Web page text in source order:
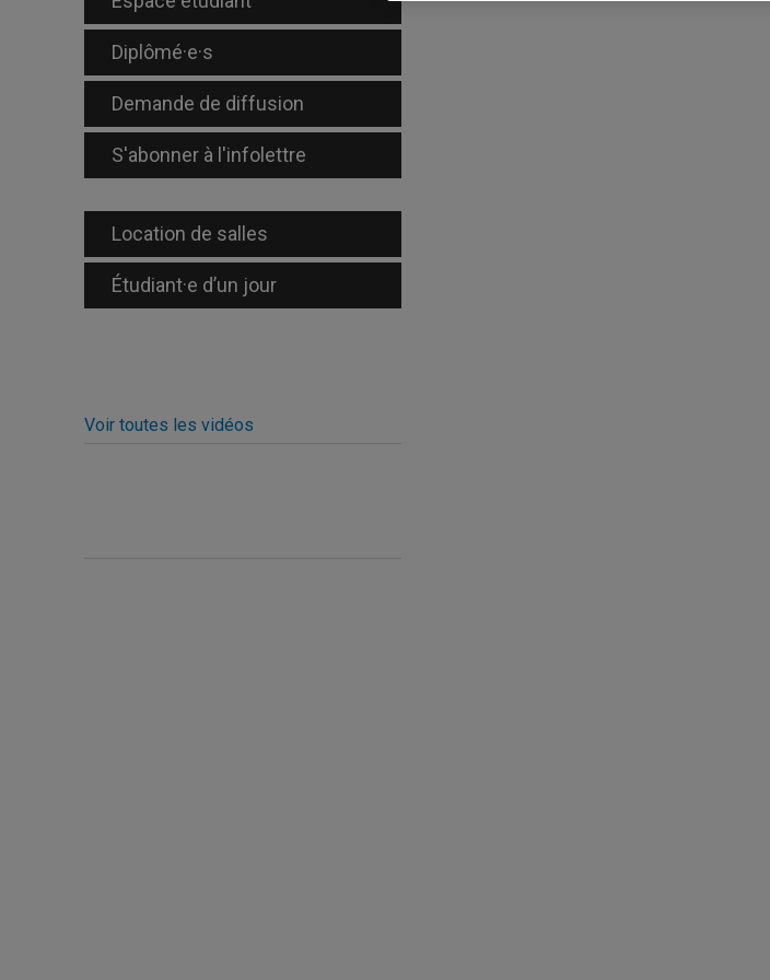
Diplômé·e·s
Demande de diffusion
S'abonner à l'infolettre
Location de salles
Étudiant·e d’un jour
Voir toutes les vidéos